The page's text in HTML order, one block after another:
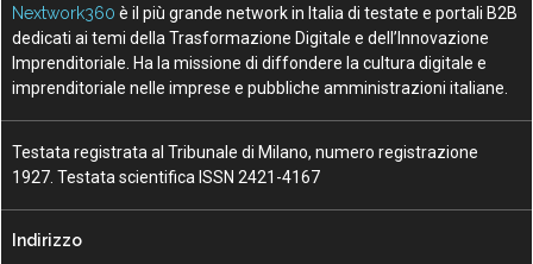
Nextwork360 è il più grande network in Italia di testate e portali B2B
dedicati ai temi della Trasformazione Digitale e dell’Innovazione
Imprenditoriale. Ha la missione di diffondere la cultura digitale e
imprenditoriale nelle imprese e pubbliche amministrazioni italiane.
Testata registrata al Tribunale di Milano, numero registrazione
1927. Testata scientifica ISSN 2421-4167
Indirizzo